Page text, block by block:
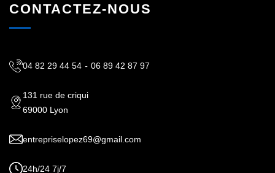
CONTACTEZ-NOUS
04 82 29 44 54 - 06 89 42 87 97
131 rue de criqui
69000 Lyon
entrepriselopez69@gmail.com
24h/24 7j/7